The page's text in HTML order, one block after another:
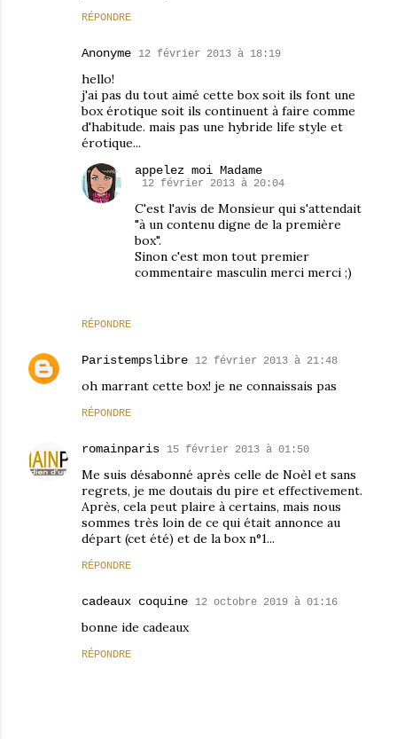
RÉPONDRE
Anonyme 12 février 2013 à 18:19
hello!
j'ai pas du tout aimé cette box soit ils font une
box érotique soit ils continuent à faire comme
d'habitude. mais pas une hybride life style et
érotique...
RÉPONDRE
appelez moi Madame
12 février 2013 à 20:04
C'est l'avis de Monsieur qui s'attendait
"à un contenu digne de la première
box".
Sinon c'est mon tout premier
commentaire masculin merci merci ;)
Paristempslibre 12 février 2013 à 21:48
oh marrant cette box! je ne connaissais pas
RÉPONDRE
romainparis 15 février 2013 à 01:50
Me suis désabonné après celle de Noèl et sans
regrets, je me doutais du pire et effectivement.
Après, cela peut plaire à certains, mais nous
sommes très loin de ce qui était annonce au
départ (cet été) et de la box n°1...
RÉPONDRE
cadeaux coquine 12 octobre 2019 à 01:16
bonne ide cadeaux
RÉPONDRE